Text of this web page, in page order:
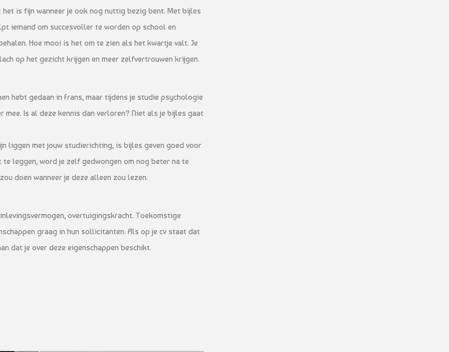
is fijn wanneer je ook nog nuttig bezig bent. Met bijles
iemand om succesvoller te worden op school en
Hoe mooi is het om te zien als het kwartje valt. Je
op het gezicht krijgen en meer zelfvertrouwen krijgen.
hebt gedaan in Frans, maar tijdens je studie psychologie
mee. Is al deze kennis dan verloren? Niet als je bijles gaat
liggen met jouw studierichting, is bijles geven goed voor
te leggen, word je zelf gedwongen om nog beter na te
doen wanneer je deze alleen zou lezen.
overtuigingskracht. Toekomstige
graag in hun sollicitanten. Als op je cv staat dat
dat je over deze eigenschappen beschikt.